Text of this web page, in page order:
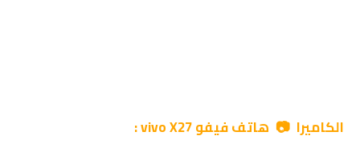
الكاميرا 📷 هاتف فيفو vivo X27 :